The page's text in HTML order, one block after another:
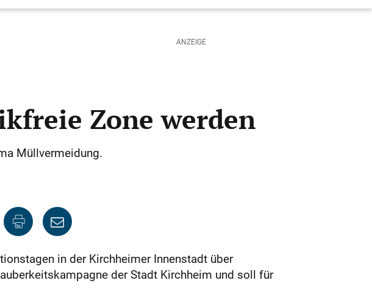
Zone werden
Müllvermeidung.
in der Kirchheimer Innenstadt über
der Stadt Kirchheim und soll für